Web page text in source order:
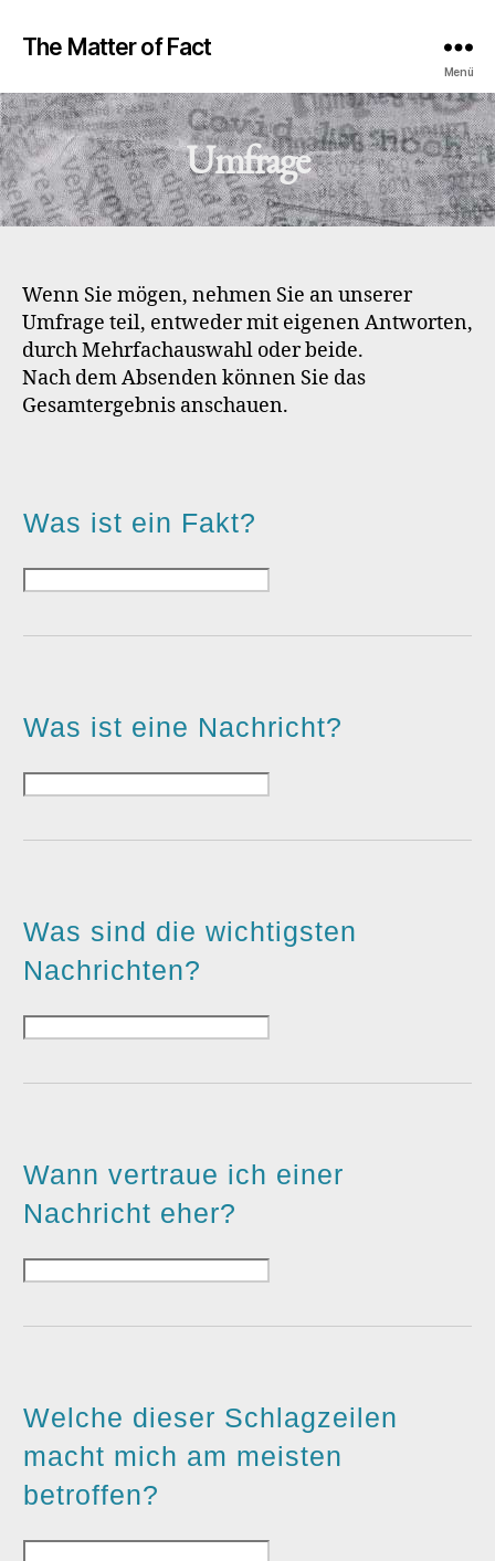
The Matter of Fact
Menü
Umfrage
Wenn Sie mögen, nehmen Sie an unserer
Umfrage teil, entweder mit eigenen Antworten,
durch Mehrfachauswahl oder beide.
Nach dem Absenden können Sie das
Gesamtergebnis anschauen.
Was ist ein Fakt?
Was ist eine Nachricht?
Was sind die wichtigsten
Nachrichten?
Wann vertraue ich einer
Nachricht eher?
Welche dieser Schlagzeilen
macht mich am meisten
betroffen?